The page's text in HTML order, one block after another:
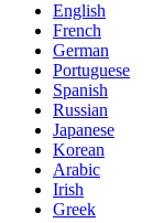
English
French
German
Portuguese
Spanish
Russian
Japanese
Korean
Arabic
Irish
Greek